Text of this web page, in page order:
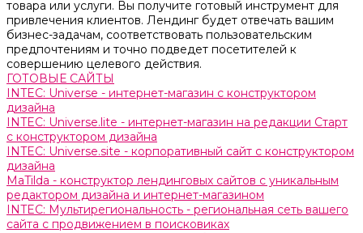
товара или услуги. Вы получите готовый инструмент для
привлечения клиентов. Лендинг будет отвечать вашим
бизнес-задачам, соответствовать пользовательским
предпочтениям и точно подведет посетителей к
совершению целевого действия.
ГОТОВЫЕ САЙТЫ
INTEC: Universe - интернет-магазин с конструктором
дизайна
INTEC: Universe.lite - интернет-магазин на редакции Старт
с конструктором дизайна
INTEC: Universe.site - корпоративный сайт с конструктором
дизайна
MaTilda - конструктор лендинговых сайтов с уникальным
редактором дизайна и интернет-магазином
INTEC: Мультирегиональность - региональная сеть вашего
сайта с продвижением в поисковиках